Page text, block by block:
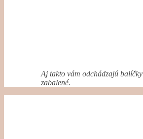
Aj takto vám odchádzajú balíčky
zabalené.